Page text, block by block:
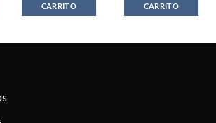
CARRITO
CARRITO